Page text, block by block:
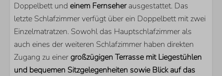
LAGE
Direkt am Veerse Meer
Am Wasser
Ruhige Lage
Doppelbett und einem Fernseherausgestattet. Das
letzte Schlafzimmer verfügt über ein Doppelbett mit zwei
Einzelmatratzen. Sowohl das Hauptschlafzimmer als
auch eines der weiteren Schlafzimmer haben direkten
Zugang zu einergroßzügigen Terrasse mit Liegestühlen
und bequemen Sitzgelegenheiten sowie Blick auf das